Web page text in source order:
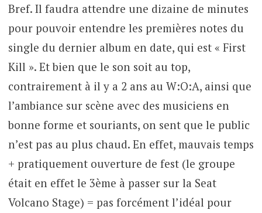
Bref. Il faudra attendre une dizaine de minutes
pour pouvoir entendre les premières notes du
single du dernier album en date, qui est « First
Kill ». Et bien que le son soit au top,
contrairement à il y a 2 ans au W:O:A, ainsi que
l’ambiance sur scène avec des musiciens en
bonne forme et souriants, on sent que le public
n’est pas au plus chaud. En effet, mauvais temps
+ pratiquement ouverture de fest (le groupe
était en effet le 3ème à passer sur la Seat
Volcano Stage) = pas forcément l’idéal pour